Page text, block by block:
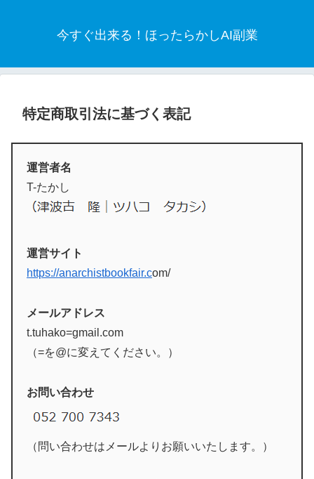
今すぐ出来る！ほったらかしAI副業
特定商取引法に基づく表記
運営者名
T-たかし
運営サイト
https://anarchistbookfair.com/
メールアドレス
t.tuhako=gmail.com
（=を@に変えてください。）
お問い合わせ
（問い合わせはメールよりお願いいたします。）